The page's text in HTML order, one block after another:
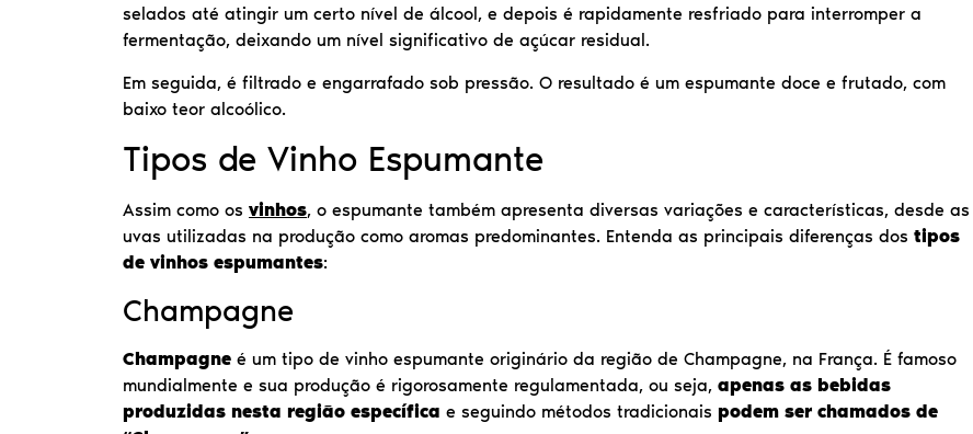
selados até atingir um certo nível de álcool, e depois é rapidamente resfriado para interromper a
fermentação, deixando um nível significativo de açúcar residual.
Em seguida, é filtrado e engarrafado sob pressão. O resultado é um espumante doce e frutado, com
baixo teor alcoólico.
Tipos de Vinho Espumante
Assim como os vinhos, o espumante também apresenta diversas variações e características, desde as
uvas utilizadas na produção como aromas predominantes. Entenda as principais diferenças dos tipos
de vinhos espumantes:
Champagne
Champagne é um tipo de vinho espumante originário da região de Champagne, na França. É famoso
mundialmente e sua produção é rigorosamente regulamentada, ou seja, apenas as bebidas
produzidas nesta região específica e seguindo métodos tradicionais podem ser chamados de